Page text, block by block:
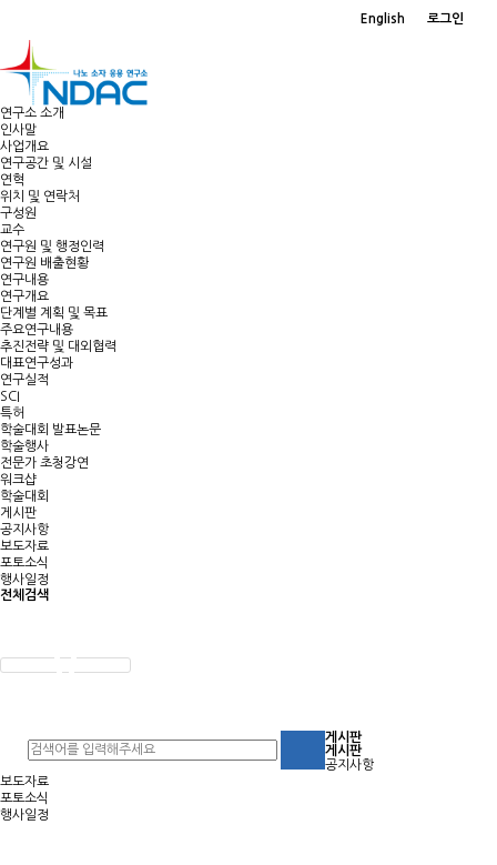
English 로그인
연구소 소개
인사말
사업개요
연구공간 및 시설
연혁
위치 및 연락처
구성원
교수
연구원 및 행정인력
연구원 배출현황
연구내용
연구개요
단계별 계획 및 목표
주요연구내용
추진전략 및 대외협력
대표연구성과
연구실적
SCI
특허
학술대회 발표논문
학술행사
전문가 초청강연
워크샵
학술대회
게시판
공지사항
보도자료
포토소식
행사일정
전체검색
게시판
게시판
공지사항
보도자료
포토소식
행사일정